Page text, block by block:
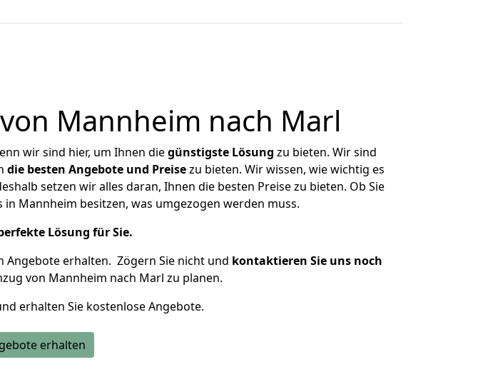
Mannheim nach Marl
wir sind hier, um Ihnen diegünstigste Lösung zu bieten. Wir sind
die besten Angebote und Preisezu bieten. Wir wissen, wie wichtig es
setzen wir alles daran, Ihnen die besten Preise zu bieten. Ob Sie
Mannheim besitzen, was umgezogen werden muss.
Lösung für Sie.
Angebote erhalten. Zögern Sie nicht und kontaktieren Sie uns noch
von Mannheim nach Marl zu planen.
erhalten Sie kostenlose Angebote.
erhalten